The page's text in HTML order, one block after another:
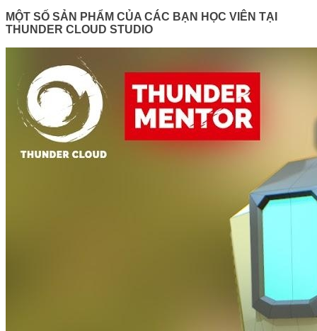
MỘT SỐ SẢN PHẨM CỦA CÁC BẠN HỌC VIÊN TẠI
THUNDER CLOUD STUDIO